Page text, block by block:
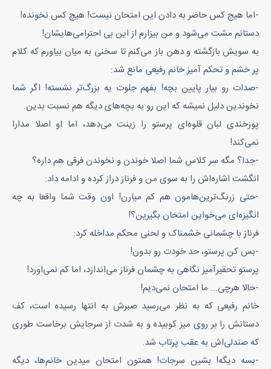
-اما هیج کس حاضر به دادن این امتحان نیست! هیچ کس نخونده!
دستانم مشت می‌شود و من بیزارم از این بی احترامی‌هایشان!
به سویش بازگشته و دهن باز می‌کنم تا سخنی به میان بیاورم که کلام
پر خشم و تحکم آمیز خانم رفیعی مانع شد:
-صدات رو بیار پایین بچه! بفهم جلوت یه بزرگ‌تر نشسته! اگر شما
نخوندین دلیل نمیشه که این رو به بچه‌های دیگه هم نسبت بدین.
پوزخندی لبان قلوه‌ای پرستو را زینت می‌دهد، اما او اصلا مدارا
نمی‌کند!
-جدا؟ مگه سر کلاس شما اصلا خوندن و نخوندن فرقی هم داره؟
انگشت اشاره‌اش را به سوی من و فرناز دراز کرده و ادامه داد:
-حتی زرنگ‌ترین‌هامون هم کم میارن! اون وقت شما واقعا به چه
انگیزه‌ای می‌خواین امتحان بگیرین؟!
فرناز با چشمانی خشمناک و لحنی محکم مداخله کرد:
-بس کن پرستو، حد خودت رو بدون!
پرستو تحقیرآمیز نگاهی به چشمان فرناز می‌اندازد، اما کم نمی‌اورد!
-حالا هرچی... ما امتحان نمی‌دیم!
خانم رفیعی که به نظر می‌رسید صبرش به انتها رسیده است، کف
دستانش را بر روی میز کوبیده و به شدت از سرجایش برخاست طوری
که صندلی‌اش به عقب پرتاب شد.
-بسه دیگه! بشین سرجات! همتون امتحان میدین خانم‌ها، دیگه